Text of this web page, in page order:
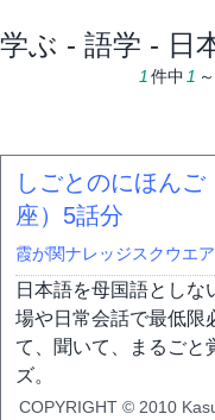
学ぶ - 語学 - 日
1 件中 1 ～
しごとのにほん
座） 5話分
霞が関ナレッジスクウエア
日本語を母国語としな
場や日常会話で最低限
て、聞いて、まるご
ズ。
COPYRIGHT © 2010